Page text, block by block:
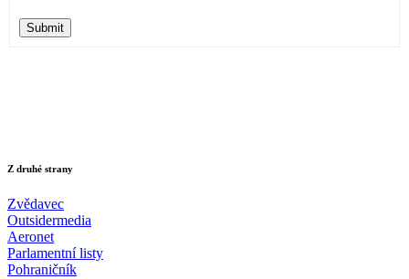
Submit
Z druhé strany
Zvědavec
Outsidermedia
Aeronet
Parlamentní listy
Pohraničník